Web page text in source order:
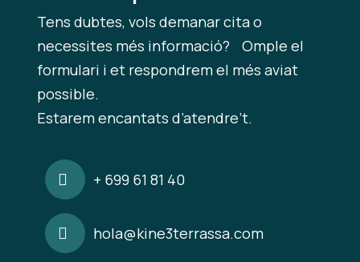
Tens dubtes, vols demanar cita o
necessites més informació? Omple el
formulari i et respondrem el més aviat
possible.
Estarem encantats d’atendre’t.
+ 699 61 81 40
hola@kine3terrassa.com